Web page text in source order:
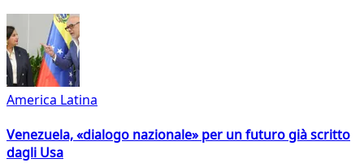
America Latina
Venezuela, «dialogo nazionale» per un futuro già scritto
dagli Usa